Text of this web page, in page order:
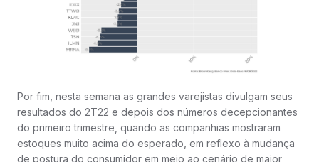
Por fim, nesta semana as grandes varejistas divulgam seus
resultados do 2T22 e depois dos números decepcionantes
do primeiro trimestre, quando as companhias mostraram
estoques muito acima do esperado, em reflexo à mudança
de postura do consumidor em meio ao cenário de maior